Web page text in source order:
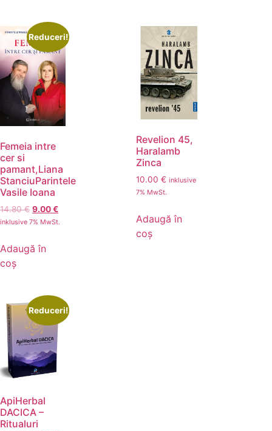
Reduceri!
Femeia intre
cer si
pamant,Liana
StanciuParintele
Vasile Ioana
14.80€ 9.00€
inklusive 7% MwSt.
Adaugă în
coș
Revelion 45,
Haralamb
Zinca
10.00 € inklusive
7% MwSt.
Adaugă în
coș
Reduceri!
ApiHerbal
DACICA –
Ritualuri